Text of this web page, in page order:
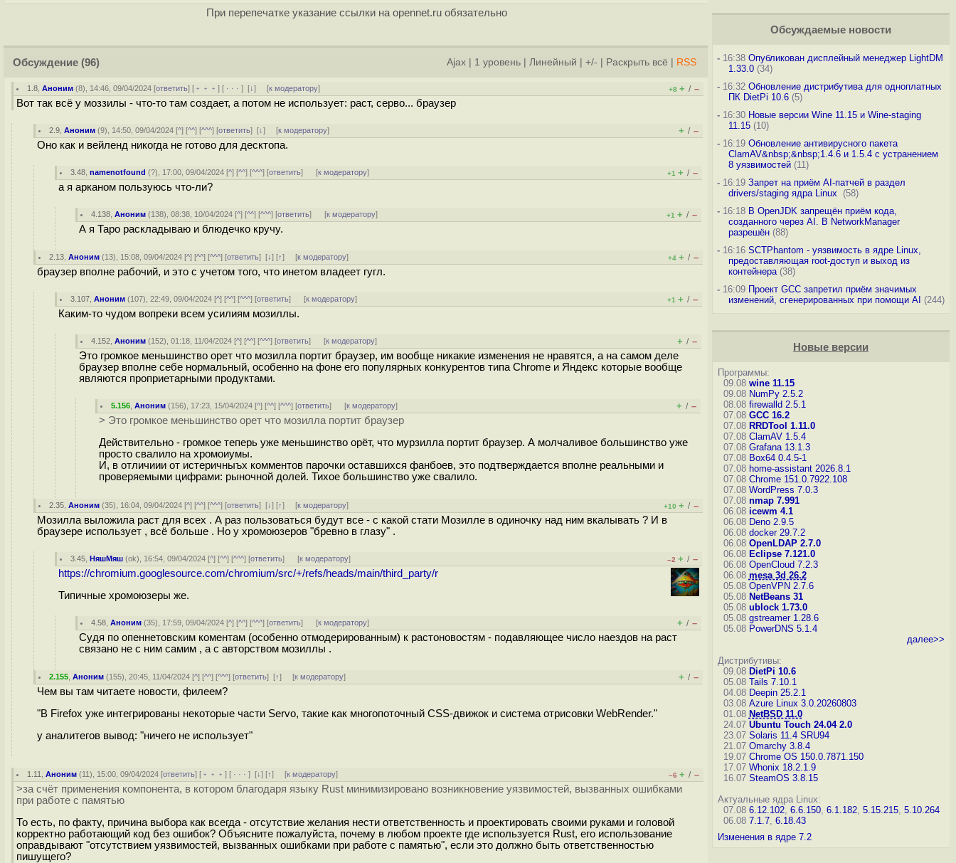
При перепечатке указание ссылки на opennet.ru обязательно
Обсуждение (96) Ajax 1 уровень Линейный +/- Раскрыть всё RSS
1.8 ,Аноним (8), 14:46, 09/04/2024 [ответить] [ ﹢﹢﹢] [ · · ·][↓] [к модератору] +8 + / –
Вот так всё у моззилы - что-то там создает, а потом не использует: раст, серво... браузер
2.9 ,Аноним (9), 14:50, 09/04/2024 [^] [^^] [^^^] [ответить][↓] [к модератору] + / –
Оно как и вейленд никогда не готово для десктопа.
3.48 ,namenotfound (?), 17:00, 09/04/2024 [^] [^^] [^^^] [ответить] [к модератору] +1 + / –
а я арканом пользуюсь что-ли?
4.138 ,Аноним (138), 08:38, 10/04/2024 [^] [^^] [^^^] [ответить] [к модератору] +1 + / –
А я Таро раскладываю и блюдечко кручу.
2.13 ,Аноним (13), 15:08, 09/04/2024 [^] [^^] [^^^] [ответить][↓] [↑] [к модератору] +4 + / –
браузер вполне рабочий, и это с учетом того, что инетом владеет гугл.
3.107 ,Аноним (107), 22:49, 09/04/2024 [^] [^^] [^^^] [ответить] [к модератору] +1 + / –
Каким-то чудом вопреки всем усилиям мозиллы.
4.152 ,Аноним (152), 01:18, 11/04/2024 [^] [^^] [^^^] [ответить] [к модератору] + / –
Это громкое меньшинство орет что мозилла портит браузер, им вообще никакие изменения не нравятся, а на самом деле
браузер вполне себе нормальный, особенно на фоне его популярных конкурентов типа Chrome и Яндекс которые вообще
являются проприетарными продуктами.
5.156 ,Аноним (156), 17:23, 15/04/2024 [^] [^^] [^^^] [ответить] [к модератору] + / –
> Это громкое меньшинство орет что мозилла портит браузер
Действительно - громкое теперь уже меньшинство орёт, что мурзилла портит браузер. А молчаливое большинство уже
просто свалило на хромоиумы.
И, в отличиии от истеричныъх комментов парочки оставшихся фанбоев, это подтверждается вполне реальными и
проверяемыми цифрами: рыночной долей. Тихое большинство уже свалило.
2.35 ,Аноним (35), 16:04, 09/04/2024 [^] [^^] [^^^] [ответить][↓] [↑] [к модератору] +10 + / –
Мозилла выложила раст для всех . А раз пользоваться будут все - с какой стати Мозилле в одиночку над ним вкалывать ? И в
браузере использует , всё больше . Но у хромоюзеров "бревно в глазу" .
3.45 ,НяшМяш (ok), 16:54, 09/04/2024 [^] [^^] [^^^] [ответить] [к модератору] –2 + / –
https://chromium.googlesource.com/chromium/src/+/refs/heads/main/third_party/r
Типичные хромоюзеры же.
4.58 ,Аноним (35), 17:59, 09/04/2024 [^] [^^] [^^^] [ответить] [к модератору] + / –
Судя по опеннетовским коментам (особенно отмодерированным) к растоновостям - подавляющее число наездов на раст
связано не с ним самим , а с авторством мозиллы .
2.155 ,Аноним (155), 20:45, 11/04/2024 [^] [^^] [^^^] [ответить][↑] [к модератору] + / –
Чем вы там читаете новости, филеем?
"В Firefox уже интегрированы некоторые части Servo, такие как многопоточный CSS-движок и система отрисовки WebRender."
у аналитегов вывод: "ничего не использует"
1.11 ,Аноним (11), 15:00, 09/04/2024 [ответить] [ ﹢﹢﹢] [ · · ·][↓] [↑] [к модератору] –6 + / –
>за счёт применения компонента, в котором благодаря языку Rust минимизировано возникновение уязвимостей, вызванных ошибками
при работе с памятью
То есть, по факту, причина выбора как всегда - отсутствие желания нести ответственность и проектировать своими руками и головой
корректно работающий код без ошибок? Объясните пожалуйста, почему в любом проекте где используется Rust, его использование
оправдывают "отсутствием уязвимостей, вызванных ошибками при работе с памятью", если это должно быть ответственностью
пишущего?
Обсуждаемые новости
-16:38 Опубликован дисплейный менеджер LightDM
1.33.0(34)
-16:32 Обновление дистрибутива для одноплатных
ПК DietPi 10.6(5)
-16:30 Новые версии Wine 11.15 и Wine-staging
11.15(10)
-16:19 Обновление антивирусного пакета
ClamAV&nbsp;&nbsp;1.4.6 и 1.5.4 с устранением
8 уязвимостей(11)
-16:19 Запрет на приём AI-патчей в раздел
drivers/staging ядра Linux
(58)
-16:18 В OpenJDK запрещён приём кода,
созданного через AI. В NetworkManager
разрешён(88)
-16:16 SCTPhantom - уязвимость в ядре Linux,
предоставляющая root-доступ и выход из
контейнера(38)
-16:09 Проект GCC запретил приём значимых
изменений, сгенерированных при помощи AI (244)
Новые версии
Программы:
09.08 wine 11.15
09.08 NumPy 2.5.2
08.08 firewalld 2.5.1
07.08 GCC 16.2
07.08 RRDTool 1.11.0
07.08 ClamAV 1.5.4
07.08 Grafana 13.1.3
07.08 Box64 0.4.5-1
07.08 home-assistant 2026.8.1
07.08 Chrome 151.0.7922.108
07.08 WordPress 7.0.3
07.08 nmap 7.991
06.08 icewm 4.1
06.08 Deno 2.9.5
06.08 docker 29.7.2
06.08 OpenLDAP 2.7.0
06.08 Eclipse 7.121.0
06.08 OpenCloud 7.2.3
06.08 mesa 3d 26.2
05.08 OpenVPN 2.7.6
05.08 NetBeans 31
05.08 ublock 1.73.0
05.08 gstreamer 1.28.6
05.08 PowerDNS 5.1.4
далее>>
Дистрибутивы:
09.08 DietPi 10.6
05.08 Tails 7.10.1
04.08 Deepin 25.2.1
03.08 Azure Linux 3.0.20260803
01.08 NetBSD 11.0
24.07 Ubuntu Touch 24.04 2.0
23.07 Solaris 11.4 SRU94
21.07 Omarchy 3.8.4
19.07 Chrome OS 150.0.7871.150
17.07 Whonix 18.2.1.9
16.07 SteamOS 3.8.15
Актуальные ядра Linux:
07.08 6.12.102, 6.6.150, 6.1.182, 5.15.215, 5.10.264
06.08 7.1.7, 6.18.43
Изменения в ядре 7.2